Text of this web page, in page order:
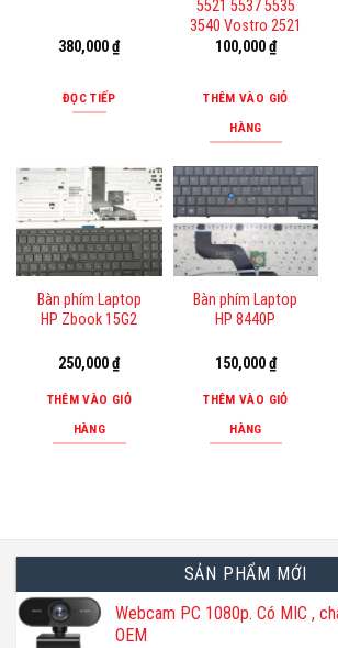
có
được
trang
sản
phẩm
380,000₫
ĐỌC TIẾP
5521 5537 5535
3540 Vostro 2521
100,000₫
THÊM VÀO GIỎ
HÀNG
Bàn phím Laptop
HP Zbook 15G2
250,000₫
THÊM VÀO GIỎ
HÀNG
Bàn phím Laptop
HP 8440P
150,000₫
THÊM VÀO GIỎ
HÀNG
SẢN PHẨM MỚI
Webcam PC 1080p. Có MIC ,
OEM